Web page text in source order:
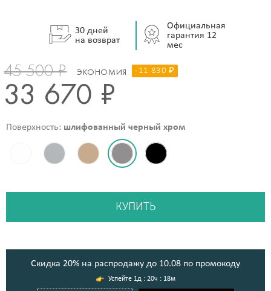
30 дней
на возврат
Официальная
гарантия 12
мес
45 500 ₽ ЭКОНОМИЯ -11 830 ₽
33 670 ₽
Поверхность: шлифованный черный хром
КУПИТЬ
Cкидка 20% на распродажу до 10.08 по промокоду
1д : 20ч : 18м